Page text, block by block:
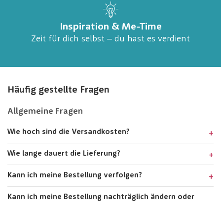
Inspiration & Me-Time
Zeit für dich selbst – du hast es verdient
Häufig gestellte Fragen
Allgemeine Fragen
Wie hoch sind die Versandkosten?
Wie lange dauert die Lieferung?
Kann ich meine Bestellung verfolgen?
Kann ich meine Bestellung nachträglich ändern oder